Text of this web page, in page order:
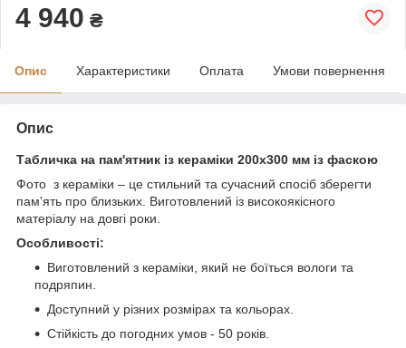
4 940 ₴
Опис Характеристики Оплата Умови повернення
Опис
Табличка на пам'ятник із кераміки 200х300 мм із фаскою
Фото з кераміки – це стильний та сучасний спосіб зберегти
пам'ять про близьких. Виготовлений із високоякісного
матеріалу на довгі роки.
Особливості:
Виготовлений з кераміки, який не боїться вологи та
подряпин.
Доступний у різних розмірах та кольорах.
Стійкість до погодних умов - 50 років.